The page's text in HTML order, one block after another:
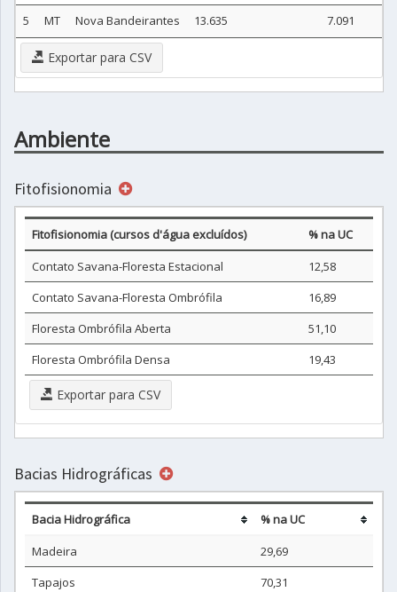
5 MT Nova Bandeirantes 13.635 7.091
Exportar para CSV
Ambiente
Fitofisionomia
Fitofisionomia (cursos d'água excluídos)
% na UC
Contato Savana-Floresta Estacional
12,58
Contato Savana-Floresta Ombrófila
16,89
Floresta Ombrófila Aberta
51,10
Floresta Ombrófila Densa
19,43
Exportar para CSV
Bacias Hidrográficas
Bacia Hidrográfica
% na UC
Madeira
29,69
Tapajos
70,31